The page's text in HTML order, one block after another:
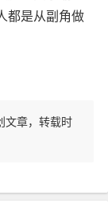
都是从副角做
文章，转载时